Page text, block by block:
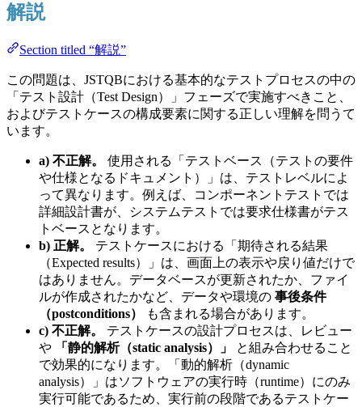
解説
Section titled “解説”
この問題は、JSTQBにおける基本的なテストプロセスの中の
「テスト設計（Test Design）」フェーズで実施すべきこと、
およびテストケースの構成要素に関する正しい理解を問うて
います。
a) 不正解。
使用される「テストベース（テストの要件
や仕様となるドキュメント）」は、テストレベルによ
って異なります。例えば、コンポーネントテストでは
詳細設計書が、システムテストでは要求仕様書がテス
トベースとなります。
b) 正解。
テストケースにおける「期待される結果
（Expected results）」は、画面上の表示や戻り値だけで
はありません。データベースが更新されたか、ファイ
ルが作成されたかなど、データや環境の 事後条件
（postconditions）
も含まれる場合があります。
c) 不正解。
テストケースの設計プロセスは、レビュー
や
「静的解析（static analysis）」
と組み合わせること
で効果的になります。「動的解析（dynamic
analysis）」はソフトウェアの実行時（runtime）にのみ
実行可能であるため、実行前の段階であるテストケー